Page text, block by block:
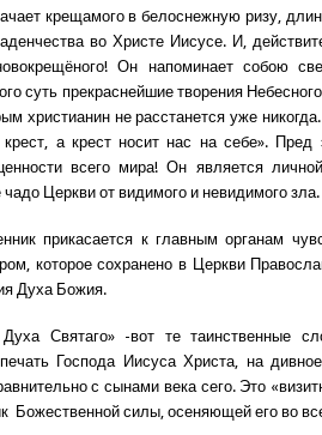
крещамого в белоснежную ризу,
во Христе Иисусе. И,
Он напоминает собою
суть прекраснейшие творения
христианин не расстанется уже
а крест носит нас на себе».
всего мира! Он является
Церкви от видимого и невидимого зла.
прикасается к главным органам
которое сохранено в Церкви
Духа Божия.
Святаго» -вот те таинственные
Господа Иисуса Христа, на
с сынами века сего. Это
Божественной силы, осеняющей его во